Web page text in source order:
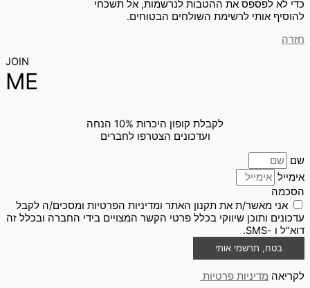
כדי לא לפספס את ההטבות לנרשמות, אל תשכחי
להוסיף אותי לרשימת השולחים הבטוחים.
חזרה
JOIN
ME
לקבלת קופון היכרות 10% הנחה
ועדכונים הצטרפו לחברים
שם
אימייל
הסכמה
אני מאשר/ת את תקנון האתר ומדיניות הפרטיות ומסכים/ה לקבל
עדכונים ותוכן שיווקי בכלל פרטי הקשר המצויים בידי החברה ובכלל זה
דוא"ל ו -SMS.
בטח, תרשמי אותי
לקריאה מדיניות פרטיות